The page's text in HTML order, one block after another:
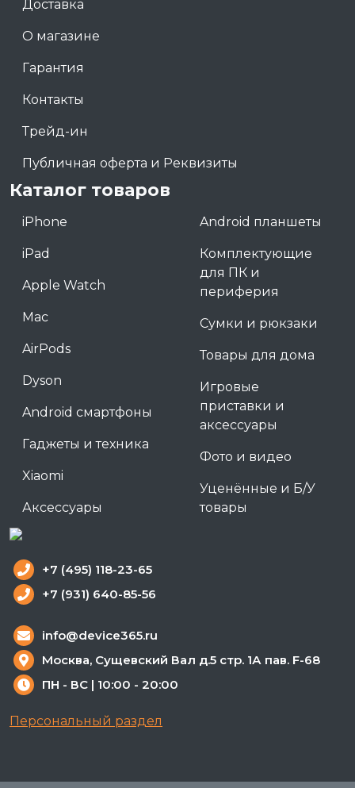
Доставка
О магазине
Гарантия
Контакты
Трейд-ин
Публичная оферта и Реквизиты
Каталог товаров
iPhone
iPad
Apple Watch
Mac
AirPods
Dyson
Android смартфоны
Гаджеты и техника
Xiaomi
Аксессуары
Android планшеты
Комплектующие
для ПК и
периферия
Сумки и рюкзаки
Товары для дома
Игровые
приставки и
аксессуары
Фото и видео
Уценённые и Б/У
товары
+7 (495) 118-23-65
+7 (931) 640-85-56
info@device365.ru
Москва, Сущевский Вал д.5 стр. 1А пав. F-68
ПН - ВС | 10:00 - 20:00
Персональный раздел